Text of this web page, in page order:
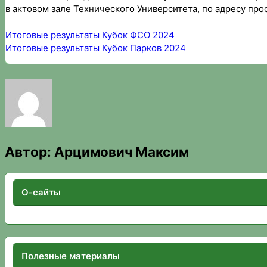
в актовом зале Технического Университета, по адресу
Итоговые результаты Кубок ФСО 2024
Итоговые результаты Кубок Парков 2024
Автор: Арцимович Максим
О-сайты
Полезные материалы